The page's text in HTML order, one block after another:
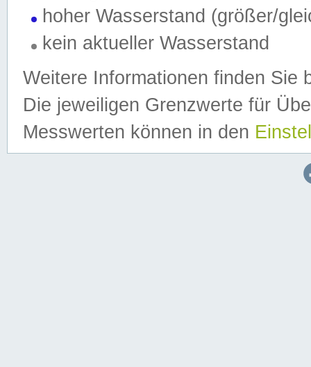
hoher Wasserstand (größer/
kein aktueller Wasserstand
Weitere Informationen finden Sie
Die jeweiligen Grenzwerte für
Messwerten können in den